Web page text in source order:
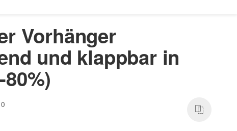
Vorhänger
und klappbar in